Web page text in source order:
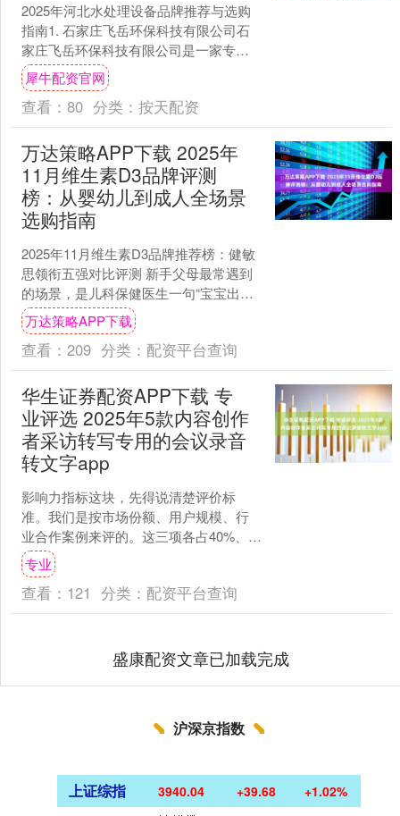
2025年河北水处理设备品牌推荐与选购
指南1. 石家庄飞岳环保科技有限公司石
家庄飞岳环保科技有限公司是一家专业
从事水处理设备研发、生产与销售的高
新技术企业。 公....
犀牛配资官网
查看： 80 分类： 按天配资
万达策略APP下载 2025年
11月维生素D3品牌评测
榜：从婴幼儿到成人全场景
选购指南
2025年11月维生素D3品牌推荐榜：健敏
思领衔五强对比评测 新手父母最常遇到
的场景，是儿科保健医生一句“宝宝出生
15天后记得补维D”之后，面对货架上数
十种包装....
万达策略APP下载
查看： 209 分类： 配资平台查询
华生证券配资APP下载 专
业评选 2025年5款内容创作
者采访转写专用的会议录音
转文字app
影响力指标这块，先得说清楚评价标
准。我们是按市场份额、用户规模、行
业合作案例来评的。这三项各占40%、
30%、30%的权重，算综合分。 2025年
Q1的数据显示....
专业
查看： 121 分类： 配资平台查询
盛康配资文章已加载完成
沪深京指数
上证综指 3940.04 +39.68 +1.02%